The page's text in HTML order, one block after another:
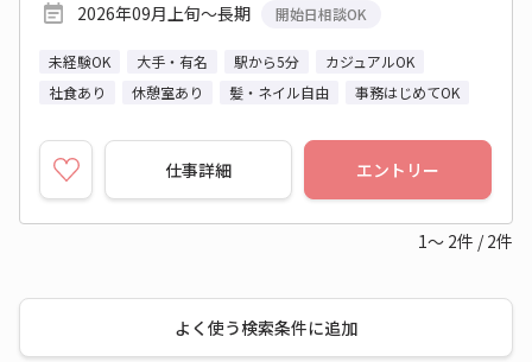
2026年09月上旬～長期
開始日相談OK
未経験OK 大手・有名 駅から5分
カジュアルOK
社食あり
休憩室あり 髪・ネイル自由 事務はじめてOK
仕事詳細 エントリー
1～ 2件 / 2件
よく使う検索条件に追加